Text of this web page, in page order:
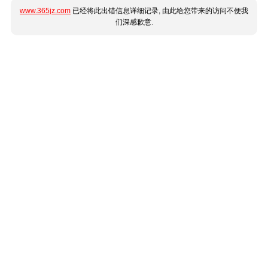
www.365jz.com 已经将此出错信息详细记录, 由此给您带来的访问不便我
们深感歉意.